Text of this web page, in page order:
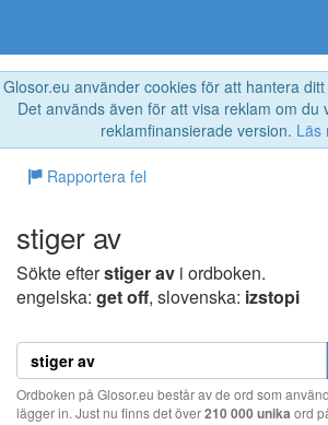
Glosor.eu använder cookies för att hantera
Det används även för att visa reklam om du
reklamfinansierade version. Läs
Rapportera fel
stiger av
Sökte efterstiger av i ordboken.
engelska: get off, slovenska: izstopi
Ordboken på Glosor.eu består av de ord som
lägger in. Just nu finns det över210 000 unika ord